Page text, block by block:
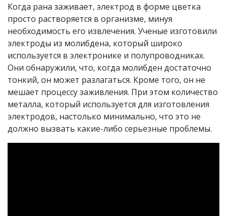
Когда рана заживает, электрод в форме цветка
просто растворяется в организме, минуя
необходимость его извлечения. Ученые изготовили
электроды из молибдена, который широко
используется в электронике и полупроводниках.
Они обнаружили, что, когда молибден достаточно
тонкий, он может разлагаться. Кроме того, он не
мешает процессу заживления. При этом количество
металла, который используется для изготовления
электродов, настолько минимально, что это не
должно вызвать какие-либо серьезные проблемы.